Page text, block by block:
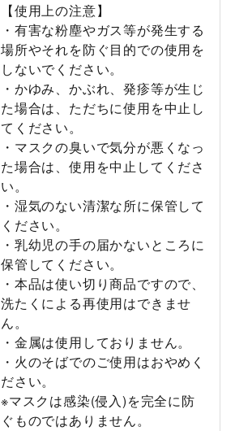
【使用上の注意】
・有害な粉塵やガス等が発生する
場所やそれを防ぐ目的での使用を
しないでください。
・かゆみ、かぶれ、発疹等が生じ
た場合は、ただちに使用を中止し
てください。
・マスクの臭いで気分が悪くなっ
た場合は、使用を中止してくださ
い。
・湿気のない清潔な所に保管して
ください。
・乳幼児の手の届かないところに
保管してください。
・本品は使い切り商品ですので、
洗たくによる再使用はできませ
ん。
・金属は使用しておりません。
・火のそばでのご使用はおやめく
ださい。
※マスクは感染(侵入)を完全に防
ぐものではありません。